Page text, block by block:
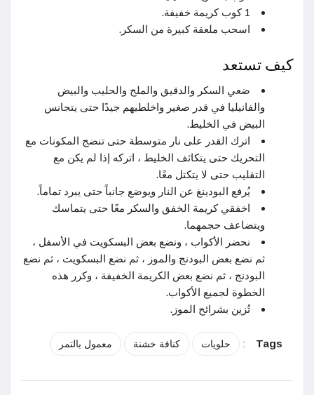
1 كوب كريمة خفيفة.
اسحب ملعقة كبيرة من السكر.
كيف تستعد
ضعي السكر والدقيق والملح والحليب والبيض
والفانيليا في قدر صغير واخلطيهم جيدًا حتى يتجانس
البيض في الخليط.
اترك القدر على نار متوسطة حتى تنضج المكونات مع
التحريك حتى يتكاثف الخليط ، اتركه إذا لم يكن مع
التقليب حتى لا يتكتل معًا.
يُرفع البودينغ عن النار ويوضع جانباً حتى يبرد تماماً.
اخفقي كريمة الخفق والسكر معًا حتى يتماسك
ويتضاعف حجمهما.
نحضر الأكواب ، ونضع بعض البسكويت في الأسفل ،
ثم نضع بعض البودنج والموز ، ثم نضع البسكويت ، ثم نضع
البودنج ، ثم نضع بعض الكريمة الخفيفة ، وكرر هذه
الخطوة لجميع الأكواب.
تُزين بشرائح الموز.
Tags
: حلويات كنافة خشنة معمول بالتمر